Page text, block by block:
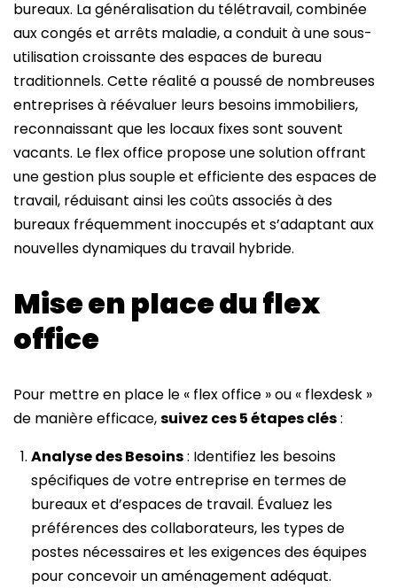
bureaux. La généralisation du télétravail, combinée
aux congés et arrêts maladie, a conduit à une sous-
utilisation croissante des espaces de bureau
traditionnels. Cette réalité a poussé de nombreuses
entreprises à réévaluer leurs besoins immobiliers,
reconnaissant que les locaux fixes sont souvent
vacants. Le flex office propose une solution offrant
une gestion plus souple et efficiente des espaces de
travail, réduisant ainsi les coûts associés à des
bureaux fréquemment inoccupés et s’adaptant aux
nouvelles dynamiques du travail hybride.
Mise en place du flex
office
Pour mettre en place le « flex office » ou « flexdesk »
de manière efficace,suivez ces 5 étapes clés:
Analyse des Besoins: Identifiez les besoins
spécifiques de votre entreprise en termes de
bureaux et d’espaces de travail. Évaluez les
préférences des collaborateurs, les types de
postes nécessaires et les exigences des équipes
pour concevoir un aménagement adéquat.